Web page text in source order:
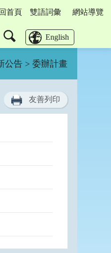
回首頁 雙語詞彙 網站導覽
尋
English
公告> 委辦計畫
友善列印